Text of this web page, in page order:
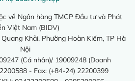
về Ngân hàng TMCP Đầu tư và Phát
Việt Nam (BIDV)
Khải, Phường Hoàn Kiếm, TP Hà
Nội
(Cá nhân)/ 19009248 (Doanh
- Fax: (+84-24) 22200399